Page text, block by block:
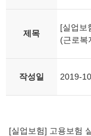
제목
[실업보
(근로복
작성일 2019-
[실업보험] 고용보험